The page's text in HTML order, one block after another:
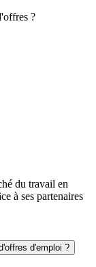
?
du travail en
à ses partenaires
d'emploi ?